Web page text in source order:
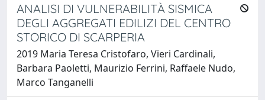
ANALISI DI VULNERABILITÀ SISMICA
DEGLI AGGREGATI EDILIZI DEL CENTRO
STORICO DI SCARPERIA
2019 Maria Teresa Cristofaro, Vieri Cardinali,
Barbara Paoletti, Maurizio Ferrini, Raffaele Nudo,
Marco Tanganelli